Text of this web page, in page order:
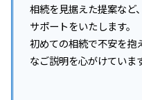
相続を見据えた提案など
サポートをいたします。
初めての相続で不安を抱
なご説明を心がけていま